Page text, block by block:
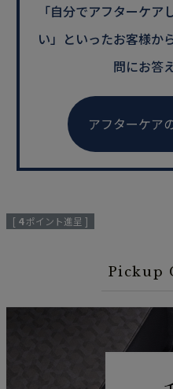
「自分でアフターケ
い」といったお客様か
問にお答
アフターケア
[ 4ポイント進呈 ]
Pickup